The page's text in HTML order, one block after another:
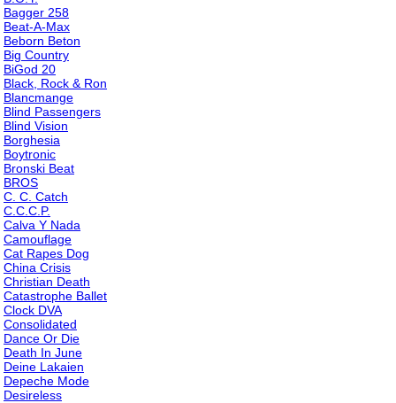
Bagger 258
Beat-A-Max
Beborn Beton
Big Country
BiGod 20
Black, Rock & Ron
Blancmange
Blind Passengers
Blind Vision
Borghesia
Boytronic
Bronski Beat
BROS
C. C. Catch
C.C.C.P.
Calva Y Nada
Camouflage
Cat Rapes Dog
China Crisis
Christian Death
Catastrophe Ballet
Clock DVA
Consolidated
Dance Or Die
Death In June
Deine Lakaien
Depeche Mode
Desireless